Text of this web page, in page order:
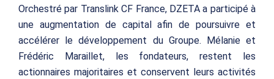
Orchestré par Translink CF France, DZETA a participé à
une augmentation de capital afin de poursuivre et
accélérer le développement du Groupe. Mélanie et
Frédéric Maraillet, les fondateurs, restent les
actionnaires majoritaires et conservent leurs activités